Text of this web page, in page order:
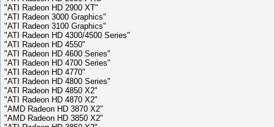
"ATI Radeon HD 2900 XT"
"ATI Radeon 3000 Graphics"
"ATI Radeon 3100 Graphics"
"ATI Radeon HD 4300/4500 Series"
"ATI Radeon HD 4550"
"ATI Radeon HD 4600 Series"
"ATI Radeon HD 4700 Series"
"ATI Radeon HD 4770"
"ATI Radeon HD 4800 Series"
"ATI Radeon HD 4850 X2"
"ATI Radeon HD 4870 X2"
"AMD Radeon HD 3870 X2"
"AMD Radeon HD 3850 X2"